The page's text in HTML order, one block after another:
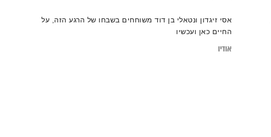
אסי זיגדון ונטאלי בן דוד משוחחים בשבחו של הרגע הזה, על
החיים כאן ועכשיו
אודיו